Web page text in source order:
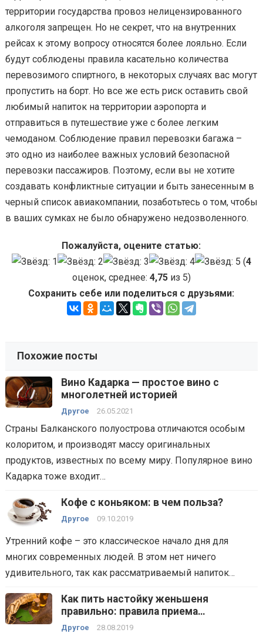
территории государства провоз нелицензированного
алкоголя запрещен. Но не секрет, что на внутренних
рейсах к этому вопросу относятся более лояльно. Если
будут соблюдены правила касательно количества
перевозимого спиртного, в некоторых случаях вас могут
пропустить на борт. Но все же есть риск оставить свой
любимый напиток на территории аэропорта и
отправиться в путешествие уже с более легким
чемоданом. Соблюдение правил перевозки багажа –
это одно из наиболее важных условий безопасной
перевозки пассажиров. Поэтому, если вы не хотите
создавать конфликтные ситуации и быть занесенным в
черный список авиакомпании, позаботьтесь о том, чтобы
в ваших сумках не было обнаружено недозволенного.
Пожалуйста, оцените статью:
(4
оценок, среднее: 4,75из 5)
Сохранить себе или поделиться с друзьями:
Похожие посты
Вино Кадарка — простое вино с
многолетней историей
Другое 26.05.2021
Страны Балканского полуострова отличаются особым
колоритом, и производят массу оригинальных
продуктов, известных по всему миру. Популярное вино
Кадарка тоже входит…
Кофе с коньяком: в чем польза?
Другое 09.10.2019
Утренний кофе – это классическое начало дня для
многих современных людей. В этом нет ничего
удивительного, так как рассматриваемый напиток…
Как пить настойку женьшеня
правильно: правила приема
эффективного народного средства
Другое 28.08.2019